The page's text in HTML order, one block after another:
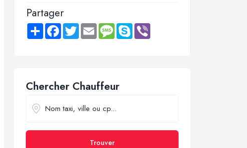
Partager
Share FacebookTwitter Email MessageSkype
Chercher Chauffeur
Trouver